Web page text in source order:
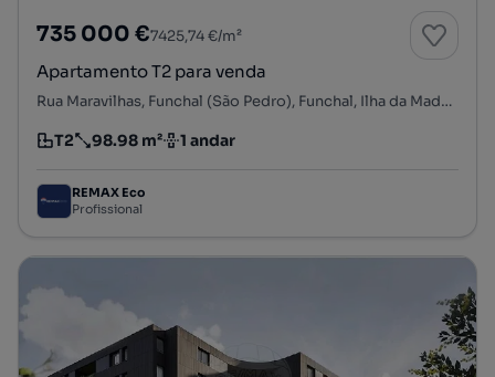
735 000 €7425,74 €/m²
Apartamento T2 para venda
Rua Maravilhas, Funchal (São Pedro), Funchal, Ilha da Madeira
Tipologia
T2
Preço por metro quadrado
98.98 m²
Andar 1 andar
REMAX Eco
Profissional